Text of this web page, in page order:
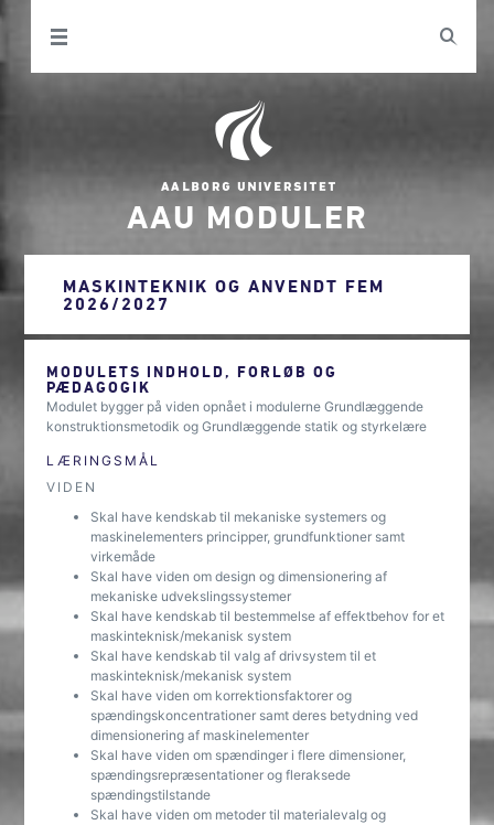
AAU MODULER
MASKINTEKNIK OG ANVENDT FEM
2026/2027
MODULETS INDHOLD, FORLØB OG
PÆDAGOGIK
Modulet bygger på viden opnået i modulerne Grundlæggende
konstruktionsmetodik og Grundlæggende statik og styrkelære
LÆRINGSMÅL
VIDEN
Skal have kendskab til mekaniske systemers og
maskinelementers principper, grundfunktioner samt
virkemåde
Skal have viden om design og dimensionering af
mekaniske udvekslingssystemer
Skal have kendskab til bestemmelse af effektbehov for et
maskinteknisk/mekanisk system
Skal have kendskab til valg af drivsystem til et
maskinteknisk/mekanisk system
Skal have viden om korrektionsfaktorer og
spændingskoncentrationer samt deres betydning ved
dimensionering af maskinelementer
Skal have viden om spændinger i flere dimensioner,
spændingsrepræsentationer og fleraksede
spændingstilstande
Skal have viden om metoder til materialevalg og